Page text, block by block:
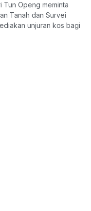
Tun Openg meminta
Tanah dan Survei
unjuran kos bagi